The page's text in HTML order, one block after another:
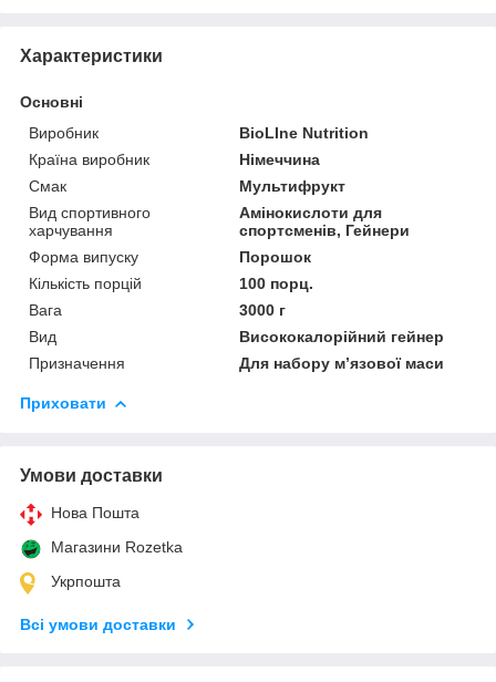
Характеристики
Основні
Виробник
BioLIne Nutrition
Країна виробник
Німеччина
Смак
Мультифрукт
Вид спортивного
харчування
Амінокислоти для
спортсменів, Гейнери
Форма випуску
Порошок
Кількість порцій
100 порц.
Вага
3000 г
Вид
Висококалорійний гейнер
Призначення
Для набору м’язової маси
Приховати
Умови доставки
Нова Пошта
Магазини Rozetka
Укрпошта
Всі умови доставки